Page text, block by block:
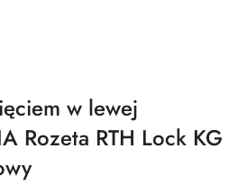
w lewej
Rozeta RTH Lock KG